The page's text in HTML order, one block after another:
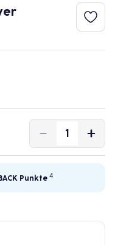
Punkte 4